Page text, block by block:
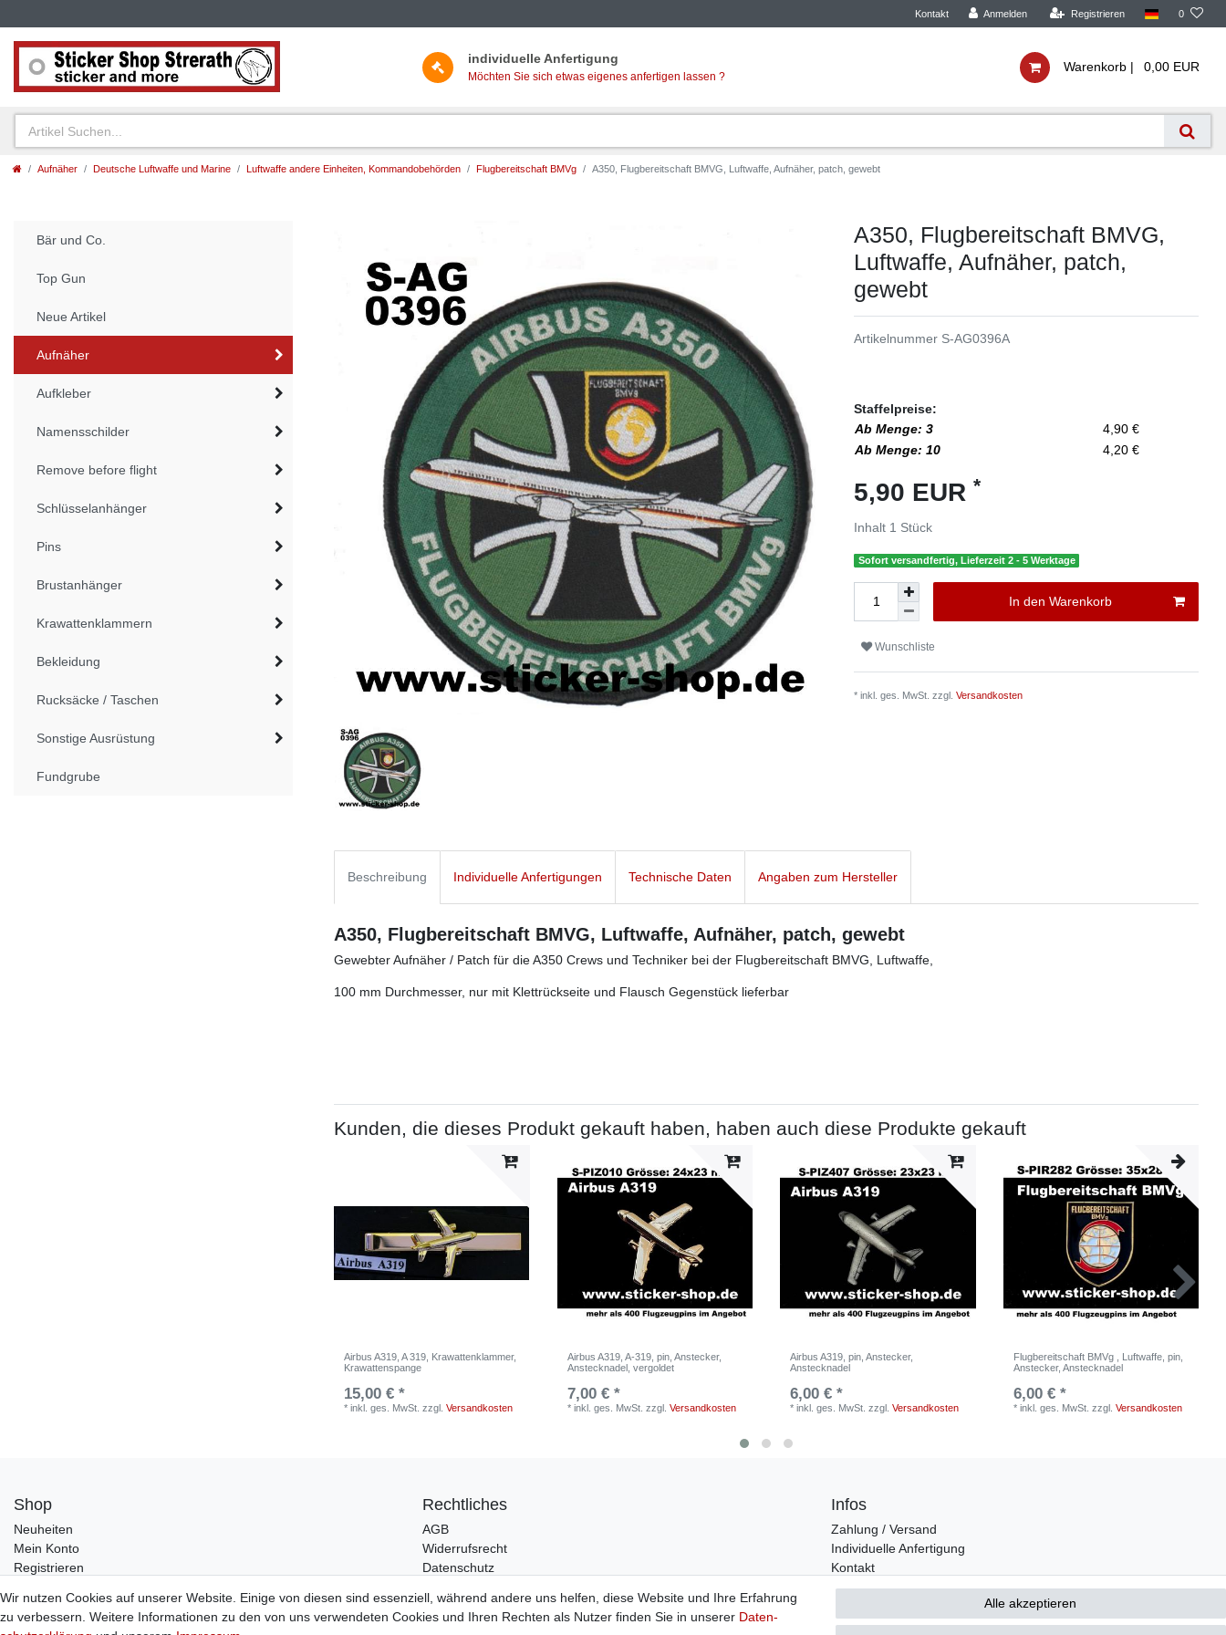
Kontakt Anmelden Registrieren 0
individuelle Anfertigung
Möchten Sie sich etwas eigenes anfertigen lassen ?
Warenkorb | 0,00 EUR
Aufnäher Deutsche Luftwaffe und Marine Luftwaffe andere Einheiten, Kommandobehörden Flugbereitschaft BMVg A350, Flugbereitschaft BMVG, Luftwaffe, Aufnäher, patch, gewebt
Bär und Co.
Top Gun
Neue Artikel
Aufnäher
Aufkleber
Namensschilder
Remove before flight
Schlüsselanhänger
Pins
Brustanhänger
Krawattenklammern
Bekleidung
Rucksäcke / Taschen
Sonstige Ausrüstung
Fundgrube
A350, Flugbereitschaft BMVG,
Luftwaffe, Aufnäher, patch,
gewebt
Artikelnummer S-AG0396A
Staffelpreise:
Ab Menge: 3
4,90 €
Ab Menge: 10
4,20 €
5,90 EUR *
Inhalt 1 Stück
Sofort versandfertig, Lieferzeit 2 - 5 Werktage
In den Warenkorb
Wunschliste
* inkl. ges. MwSt. zzgl.Versandkosten
Beschreibung Individuelle Anfertigungen Technische Daten Angaben zum Hersteller
A350, Flugbereitschaft BMVG, Luftwaffe, Aufnäher, patch, gewebt
Gewebter Aufnäher / Patch für die A350 Crews und Techniker bei der Flugbereitschaft BMVG, Luftwaffe,
100 mm Durchmesser, nur mit Klettrückseite und Flausch Gegenstück lieferbar
Kunden, die dieses Produkt gekauft haben, haben auch diese Produkte gekauft
Airbus A319, A 319, Krawattenklammer,
Krawattenspange
15,00 € *
*inkl. ges. MwSt. zzgl.Versandkosten
Airbus A319, A-319, pin, Anstecker,
Anstecknadel, vergoldet
7,00 € *
* inkl. ges. MwSt. zzgl. Versandkosten
Airbus A319, pin, Anstecker,
Anstecknadel
6,00 € *
*inkl. ges. MwSt. zzgl.Versandkosten
Flugbereitschaft BMVg , Luftwaffe, pin,
Anstecker, Anstecknadel
6,00 € *
* inkl. ges. MwSt. zzgl. Versandkosten
Shop
Neuheiten
Mein Konto
Registrieren
Rechtliches
AGB
Widerrufsrecht
Datenschutz
Infos
Zahlung / Versand
Individuelle Anfertigung
Kontakt
Wir nutzen Cookies auf unserer Website. Einige von diesen sind essenziell, während andere uns helfen, diese Website und Ihre Erfahrung
zu verbessern. Weitere Informationen zu den von uns verwendeten Cookies und Ihren Rechten als Nutzer finden Sie in unserer Daten­
Alle akzeptieren